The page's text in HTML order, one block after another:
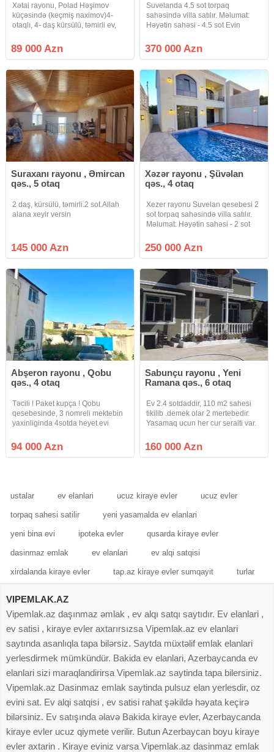
Xətai rayonu, Polad Həşimov
küçəsində (keçmiş naximov)4-
otaqlı, 4- daş kürsülü, təmirli ev,
asfalt küçə, gaz, işığ, su
daimi.yaxinligda məktəb-baxca,
89 000 Azn
Suvelanda 4.5 sot torpaq
sahəsində villa satılır. Məlumat:
Həyətin sahəsi - 4.5 sot Evin
Geniş zal Mətbəx Qarderob
Sanitar qovşaq - 2+1 Həyətində
370 000 Azn
Suraxanı rayonu , Əmircan
qəs., 5 otaq
2 daş, kürsülü, təmirli.2 sot.Allah
alana xeyir versin
145 000 Azn
Xəzər rayonu , Şüvəlan
qəs., 4 otaq
Xezer rayonu Suvelan qesebesi 2
sot torpaq sahəsində villa satılır.
Məlumat: Həyətin sahəsi - 2 sot
■ Zal Mətbəx Sanitar qovşaq - 2+1
Həyətində Hovuz, sanuzeli ,
250 000 Azn
Abşeron rayonu , Qobu
qəs., 4 otaq
Təcili ! Paket kupça ! Qobu
qesebesinde, 3 nomreli mektebin
yaxinliginda 4sotda heyet evi
temir olunub. Awaqi mertebede 1
zal, 1 yataq otagi, kuxna ve
94 000 Azn
Sabunçu rayonu , Yeni
Ramana qəs., 6 otaq
Ev 2.4 sotdaddir, 110 m2 sahesi
tikilib .demek olar 2 mertebedir.
Yasamaq ucun her cur seraiti var.
mebeli hediyye olunacaq.öz
evimdir, pula ehtiyacim oldugu
160 000 Azn
ustalar ev elanlari ucuz kiraye evler ucuz evler
torpaq sahesi satilir yeni yasamalda ev elanlari
yeni bina evi ipoteka evler qusarda kiraye evler
dasinmaz emlak ev elanlari ev alqi satqisi
xirdalanda kiraye evler tap.az kiraye evler sumqayit turlar
VIPEMLAK.AZ
Vipemlak.az daşınmaz əmlak , ev alqı satqı saytıdır. Ev elanlari ,
ev satisi , kiraye evler axtarırsızsa Vipemlak.az ev elanlari
saytında asanlıqla tapa bilərsiz. Saytda müxtəlif emlak elanlari
yerlesdirmek mümkündür. Bakida ev elanlari, Azerbaycanda ev
elanlari sizi maraqlandirirsa Vipemlak.az saytinda tapa bilersiniz.
Vipemlak.az Dasinmaz emlak saytinda pulsuz elan yerlesdir, oz
evini sat. Ev alqi satqisi , ev satisi rahat şəkildə həyata keçirə
bilərsiniz. Ev satışında əlavə Bakida kiraye evler, Azerbaycanda
kiraye evler ucuz qiymete verilir. Butun Azerbaycan boyu kiraye
evler axtarin . Kiraye eviniz varsa Vipemlak.az dasinmaz emlak